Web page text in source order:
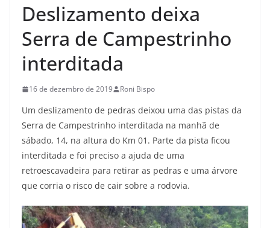
Deslizamento deixa
Serra de Campestrinho
interditada
16 de dezembro de 2019 Roni Bispo
Um deslizamento de pedras deixou uma das pistas da
Serra de Campestrinho interditada na manhã de
sábado, 14, na altura do Km 01. Parte da pista ficou
interditada e foi preciso a ajuda de uma
retroescavadeira para retirar as pedras e uma árvore
que corria o risco de cair sobre a rodovia.